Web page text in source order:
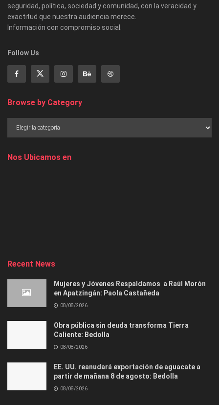
seguridad, política, sociedad y comunidad, con la veracidad y
exactitud que nuestra audiencia merece.
Información con compromiso social.
Follow Us
Browse by Category
Nos Ubicamos en
Recent News
Mujeres y Jóvenes Respaldamos a Raúl Morón
en Apatzingán: Paola Castañeda
08/08/2026
Obra pública sin deuda transforma Tierra
Caliente: Bedolla
08/08/2026
EE. UU. reanudará exportación de aguacate a
partir de mañana 8 de agosto: Bedolla
08/08/2026